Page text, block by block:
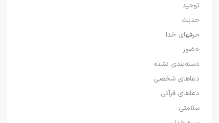
توحید
حدیث
حرفهای خدا
حضور
دسته‌بندی نشده
دعاهای شخصی
دعاهای قرآنی
سلامتی